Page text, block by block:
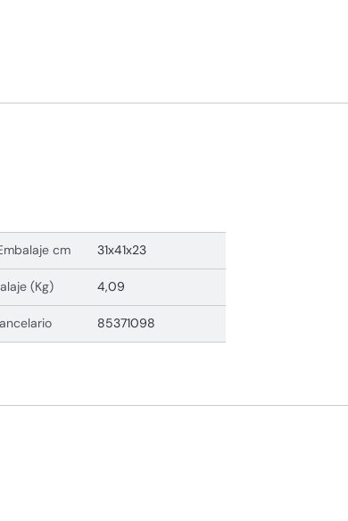
cm 31x41x23
(Kg) 4,09
85371098